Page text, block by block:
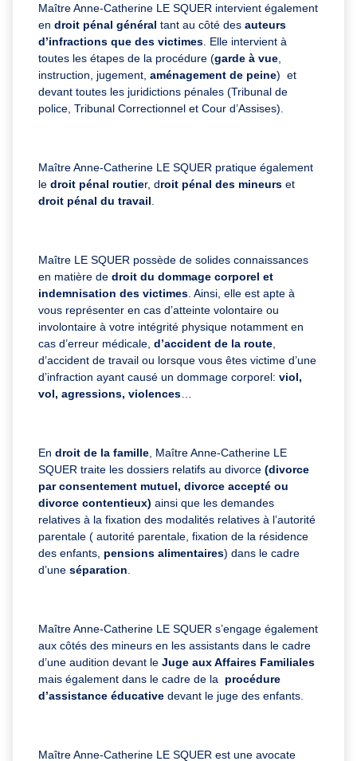
Maître Anne-Catherine LE SQUER intervient également
en droit pénal général tant au côté des auteurs
d’infractions que des victimes . Elle intervient à
toutes les étapes de la procédure (garde à vue
instruction, jugement, aménagement de peine) et
devant toutes les juridictions pénales (Tribunal de
police, Tribunal Correctionnel et Cour d’Assises).
Maître Anne-Catherine LE SQUER pratique également
le droit pénal routier, droit pénal des mineurs et
droit pénal du travail
Maître LE SQUER possède de solides connaissances
en matière de droit du dommage corporel et
indemnisation des victimes . Ainsi, elle est apte à
vous représenter en cas d’atteinte volontaire ou
involontaire à votre intégrité physique notamment en
cas d’erreur médicale, d’accident de la route
d’accident de travail ou lorsque vous êtes victime d’une
d’infraction ayant causé un dommage corporel: viol,
vol, agressions, violences
En droit de la famille , Maître Anne-Catherine LE
SQUER traite les dossiers relatifs au divorce (divorce
par consentement mutuel, divorce accepté ou
divorce contentieux) ainsi que les demandes
relatives à la fixation des modalités relatives à l’autorité
parentale ( autorité parentale, fixation de la résidence
des enfants, pensions alimentaires) dans le cadre
d’une séparation
Maître Anne-Catherine LE SQUER s’engage également
aux côtés des mineurs en les assistants dans le cadre
d’une audition devant le Juge aux Affaires Familiales
mais également dans le cadre de la procédure
d’assistance éducative devant le juge des enfants.
Maître Anne-Catherine LE SQUER est une avocate